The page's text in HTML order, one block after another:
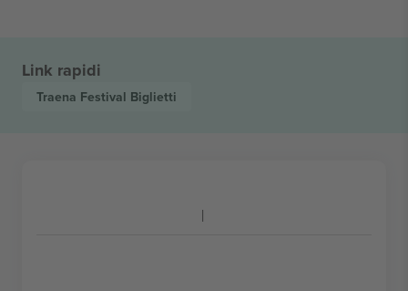
Link rapidi
Traena Festival Biglietti